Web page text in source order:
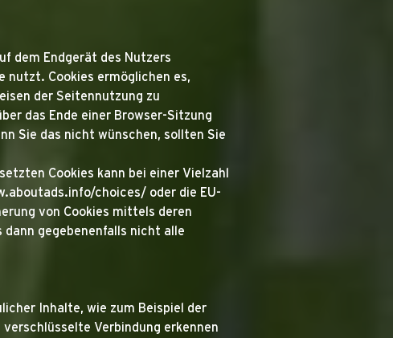
dem Endgerät des Nutzers
nutzt. Cookies ermöglichen es,
der Seitennutzung zu
das Ende einer Browser-Sitzung
Sie das nicht wünschen, sollten Sie
Cookies kann bei einer Vielzahl
choices/ oder die EU-
von Cookies mittels deren
gegebenenfalls nicht alle
Inhalte, wie zum Beispiel der
Verbindung erkennen